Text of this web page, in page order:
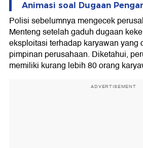
Animasi soal Dugaan
Polisi sebelumnya mengecek
Menteng setelah gaduh dugaan
eksploitasi terhadap karyawan yang
pimpinan perusahaan. Diketahui,
memiliki kurang lebih 80 orang
ADVERTISEMENT